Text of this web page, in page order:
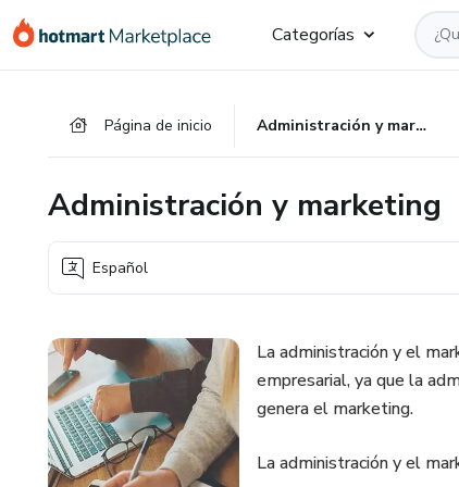
Categorías
Página de inicio Administración y marketing
Administración y marketing
Español
La administración y el
empresarial, ya que la
genera el marketing.
La administración y el